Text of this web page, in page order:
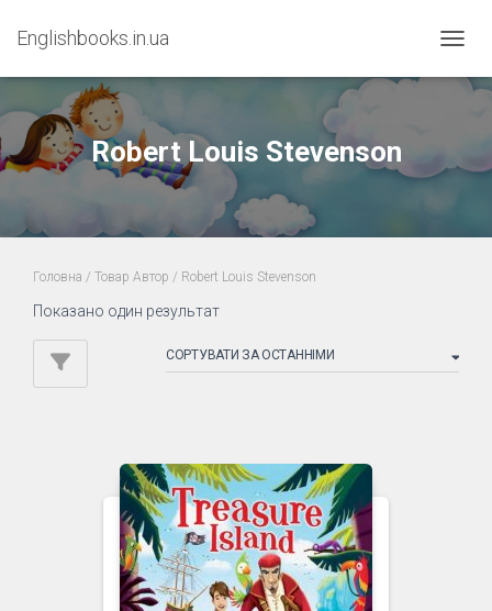
Englishbooks.in.ua
Robert Louis Stevenson
Головна / Товар Автор / Robert Louis Stevenson
Показано один результат